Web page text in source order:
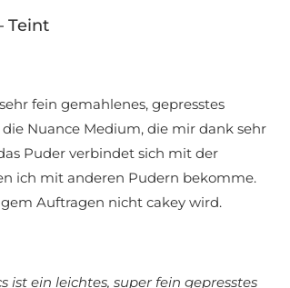
Teint
fein gemahlenes, gepresstes
Nuance Medium, die mir dank sehr
Puder verbindet sich mit der
ich mit anderen Pudern bekomme.
Auftragen nicht cakey wird.
ist ein leichtes, super fein gepresstes